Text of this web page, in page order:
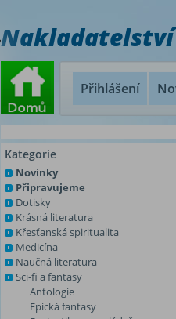
Nakladatelství
Přihlášení
Kategorie
Novinky
Připravujeme
Dotisky
Krásná literatura
Křesťanská spiritualita
Medicína
Naučná literatura
Sci-fi a fantasy
Antologie
Epická fantasy